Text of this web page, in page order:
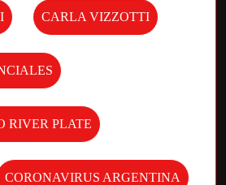
CARLA VIZZOTTI
RIVER PLATE
CORONAVIRUS ARGENTINA